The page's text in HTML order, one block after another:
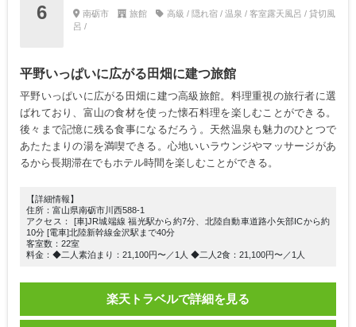
6 南砺市 旅館
高級 / 隠れ宿 / 温泉 / 客室露天風呂 / 貸切風
呂 /
平野いっぱいに広がる田畑に建つ旅館
平野いっぱいに広がる田畑に建つ高級旅館。料理重視の旅行者に選
ばれており、富山の食材を使った懐石料理を楽しむことができる。
後々まで記憶に残る食事になるだろう。天然温泉も魅力のひとつで
あたたまりの湯を満喫できる。心地いいラウンジやマッサージがあ
るから長期滞在でもホテル時間を楽しむことができる。
【詳細情報】
住所：富山県南砺市川西588-1
アクセス： [車]JR城端線 福光駅から約7分、北陸自動車道路小矢部ICから約
10分 [電車]北陸新幹線金沢駅まで40分
客室数：22室
料金：◆二人素泊まり：21,100円〜／1人 ◆二人2食：21,100円〜／1人
楽天トラベルで詳細を見る